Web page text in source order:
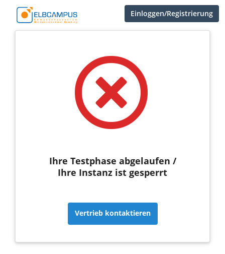
Einloggen/Registrierung
Ihre Testphase abgelaufen /
Ihre Instanz ist gesperrt
Vertrieb kontaktieren